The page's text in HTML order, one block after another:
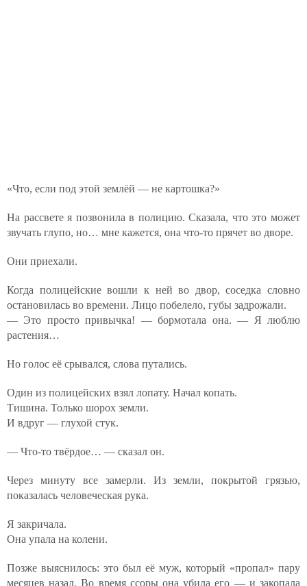
«Что, если под этой землёй — не картошка?»
На рассвете я позвонила в полицию. Сказала, что это может
звучать глупо, но… мне кажется, она что-то прячет во дворе.
Они приехали.
Когда полицейские вошли к ней во двор, соседка словно
остановилась во времени. Лицо побелело, губы задрожали.
— Это просто привычка! — бормотала она. — Я люблю
растения…
Но голос её срывался, слова путались.
Один из полицейских взял лопату. Начал копать.
Тишина. Только шорох земли.
И вдруг — глухой стук.
— Что-то твёрдое… — сказал он.
Через минуту все замерли. Из земли, покрытой грязью,
показалась человеческая рука.
Я закричала.
Она упала на колени.
Позже выяснилось: это был её муж, который «пропал» пару
месяцев назад. Во время ссоры она убила его — и закопала